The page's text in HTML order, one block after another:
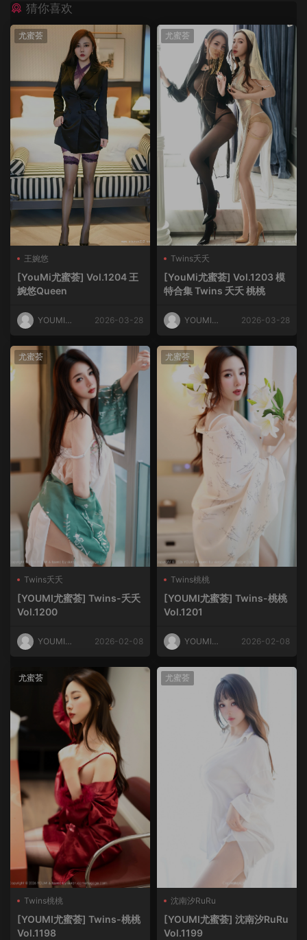
猜你喜欢
尤蜜荟
王婉悠
[YouMi尤蜜荟] Vol.1204 王
婉悠Queen
YOUMI尤
2026-03-28
尤蜜荟
Twins夭夭
[YouMi尤蜜荟] Vol.1203 模
特合集 Twins 夭夭 桃桃
YOUMI尤
2026-03-28
尤蜜荟
Twins夭夭
[YOUMI尤蜜荟] Twins-夭夭
Vol.1200
YOUMI尤
2026-02-08
尤蜜荟
Twins桃桃
[YOUMI尤蜜荟] Twins-桃桃
Vol.1201
YOUMI尤
2026-02-08
尤蜜荟
Twins桃桃
[YOUMI尤蜜荟] Twins-桃桃
Vol.1198
尤蜜荟
沈南汐RuRu
[YOUMI尤蜜荟] 沈南汐RuRu
Vol.1199